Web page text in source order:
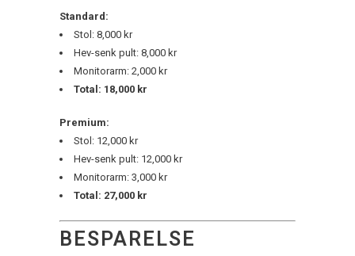
Standard:
Stol: 8,000 kr
Hev-senk pult: 8,000 kr
Monitorarm: 2,000 kr
Total: 18,000 kr
Premium:
Stol: 12,000 kr
Hev-senk pult: 12,000 kr
Monitorarm: 3,000 kr
Total: 27,000 kr
BESPARELSE